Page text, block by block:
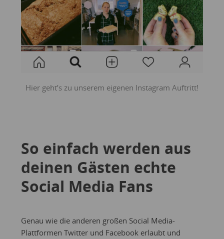
Hier geht’s zu unserem eigenen Instagram Auftritt!
So einfach werden aus
deinen Gästen echte
Social Media Fans
Genau wie die anderen großen Social Media-
Plattformen Twitter und Facebook erlaubt und